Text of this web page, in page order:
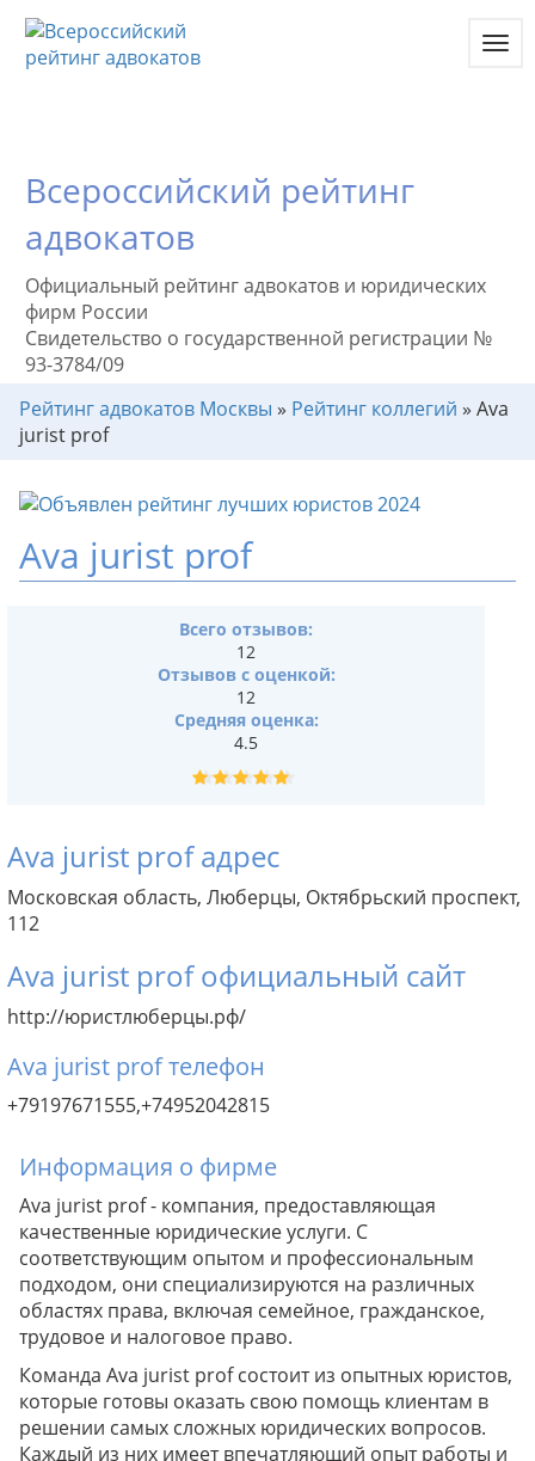
Всероссийский рейтинг
адвокатов
Официальный рейтинг адвокатов и юридических
фирм России
Свидетельство о государственной регистрации №
93-3784/09
Рейтинг адвокатов Москвы » Рейтинг коллегий » Ava
jurist prof
Ava jurist prof
Ava jurist prof адрес
Московская область, Люберцы, Октябрьский проспект,
112
Ava jurist prof официальный сайт
http://юристлюберцы.рф/
Ava jurist prof телефон
+79197671555,+74952042815
Всего отзывов:
12
Отзывов с оценкой:
12
Средняя оценка:
4.5
Информация о фирме
Ava jurist prof - компания, предоставляющая
качественные юридические услуги. С
соответствующим опытом и профессиональным
подходом, они специализируются на различных
областях права, включая семейное, гражданское,
трудовое и налоговое право.
Команда Ava jurist prof состоит из опытных юристов,
которые готовы оказать свою помощь клиентам в
решении самых сложных юридических вопросов.
Каждый из них имеет впечатляющий опыт работы и